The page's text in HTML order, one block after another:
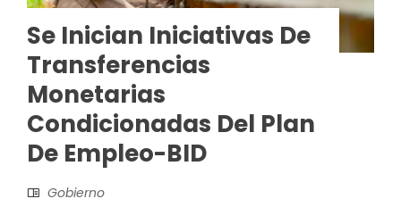
Se Inician Iniciativas De
Transferencias
Monetarias
Condicionadas Del Plan
De Empleo-BID
Gobierno